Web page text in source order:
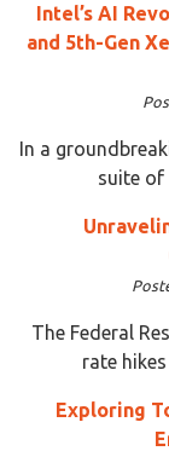
Intel’s AI
and 5th-Gen
In a
suite of
The Federal
rate
Exploring